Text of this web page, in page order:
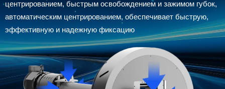
центрированием, быстрым освобождением и зажимом губок,
автоматическим центрированием, обеспечивает быструю,
эффективную и надежную фиксацию